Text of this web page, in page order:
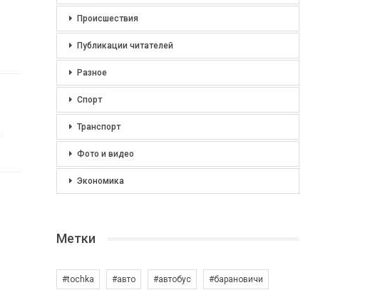
Происшествия
Публикации читателей
Разное
Спорт
Транспорт
Фото и видео
Экономика
Метки
#tochka #авто #автобус #барановичи